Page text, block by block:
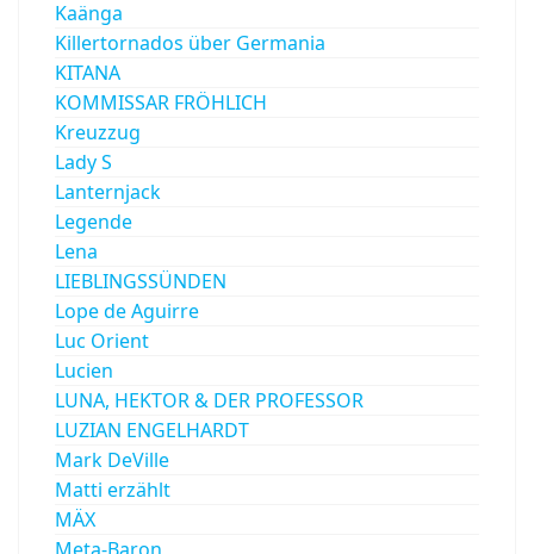
Kaänga
Killertornados über Germania
KITANA
KOMMISSAR FRÖHLICH
Kreuzzug
Lady S
Lanternjack
Legende
Lena
LIEBLINGSSÜNDEN
Lope de Aguirre
Luc Orient
Lucien
LUNA, HEKTOR & DER PROFESSOR
LUZIAN ENGELHARDT
Mark DeVille
Matti erzählt
MÄX